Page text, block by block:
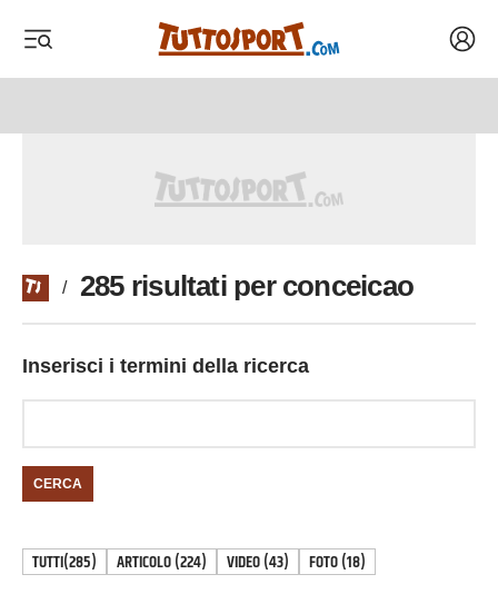
/ 285 risultati per conceicao
Inserisci i termini della ricerca
CERCA
TUTTI(285) ARTICOLO(224) VIDEO(43) FOTO(18)